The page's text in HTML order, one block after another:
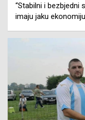
“Stabilni i bezbjedni
imaju jaku